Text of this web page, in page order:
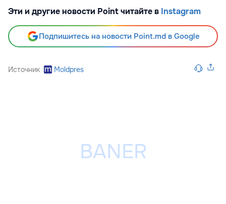
Эти и другие новости Point читайте в Instagram
Подпишитесь на новости Point.md в Google
Источник Moldpres